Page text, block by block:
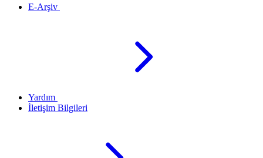
E-Arşiv
Yardım
İletişim Bilgileri